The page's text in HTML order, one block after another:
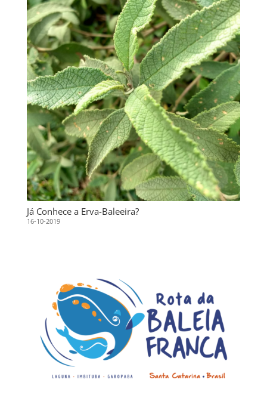
Já Conhece a Erva-Baleeira?
16-10-2019